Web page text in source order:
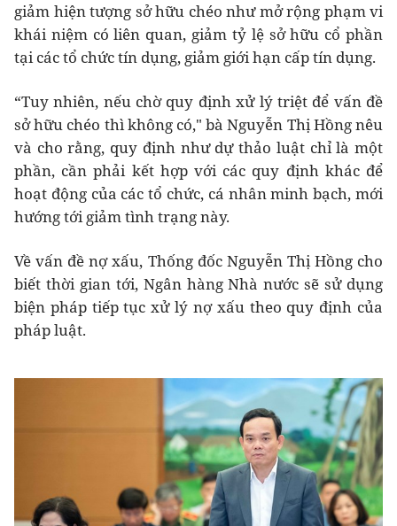
giảm hiện tượng sở hữu chéo như mở rộng phạm vi
khái niệm có liên quan, giảm tỷ lệ sở hữu cổ phần
tại các tổ chức tín dụng, giảm giới hạn cấp tín dụng.
“Tuy nhiên, nếu chờ quy định xử lý triệt để vấn đề
sở hữu chéo thì không có," bà Nguyễn Thị Hồng nêu
và cho rằng, quy định như dự thảo luật chỉ là một
phần, cần phải kết hợp với các quy định khác để
hoạt động của các tổ chức, cá nhân minh bạch, mới
hướng tới giảm tình trạng này.
Về vấn đề nợ xấu, Thống đốc Nguyễn Thị Hồng cho
biết thời gian tới, Ngân hàng Nhà nước sẽ sử dụng
biện pháp tiếp tục xử lý nợ xấu theo quy định của
pháp luật.